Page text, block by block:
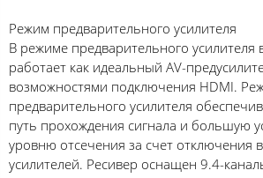
Режим предварительного усилителя
В режиме предварительного усилителя
работает как идеальный AV-
возможностями подключения HDMI.
предварительного усилителя
путь прохождения сигнала и большую
уровню отсечения за счет отключения
усилителей. Ресивер оснащен 9.4-